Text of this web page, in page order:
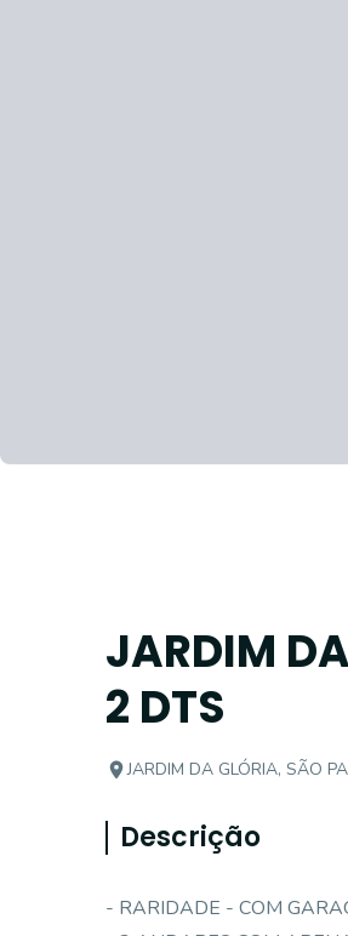
JARDIM
2 DTS
JARDIM DA GLÓRIA, SÃO
Descrição
- RARIDADE - COM